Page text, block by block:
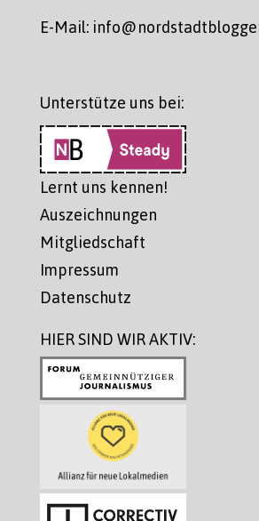
E-Mail:
Unterstütze uns bei:
Lernt uns kennen!
Auszeichnungen
Mitgliedschaft
Impressum
Datenschutz
HIER SIND WIR AKTIV: